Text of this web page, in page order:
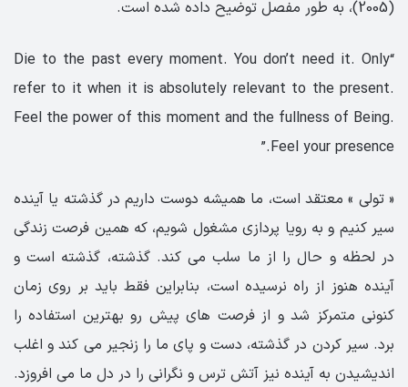
(2005)، به طور مفصل توضیح داده شده است.
“Die to the past every moment. You don’t need it. Only
refer to it when it is absolutely relevant to the present.
Feel the power of this moment and the fullness of Being.
Feel your presence.”
« تولی » معتقد است، ما همیشه دوست داریم در گذشته یا آینده
سیر کنیم و به رویا پردازی مشغول شویم، که همین فرصت زندگی
در لحظه و حال را از ما سلب می کند. گذشته، گذشته است و
آینده هنوز از راه نرسیده است، بنابراین فقط باید بر روی زمان
کنونی متمرکز شد و از فرصت های پیش رو بهترین استفاده را
برد. سیر کردن در گذشته، دست و پای ما را زنجیر می کند و اغلب
اندیشیدن به آینده نیز آتش ترس و نگرانی را در دل ما می افروزد.